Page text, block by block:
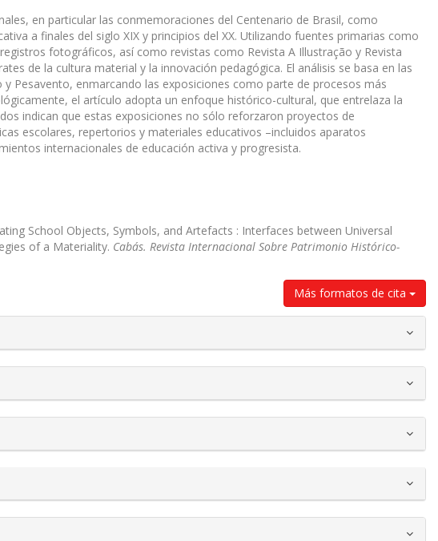
en particular las conmemoraciones del Centenario de Brasil, como
a finales del siglo XIX y principios del XX. Utilizando fuentes primarias como
fotográficos, así como revistas como Revista A Illustração y Revista
de la cultura material y la innovación pedagógica. El análisis se basa en las
Pesavento, enmarcando las exposiciones como parte de procesos más
el artículo adopta un enfoque histórico-cultural, que entrelaza la
indican que estas exposiciones no sólo reforzaron proyectos de
escolares, repertorios y materiales educativos –incluidos aparatos
internacionales de educación activa y progresista.
School Objects, Symbols, and Artefacts : Interfaces between Universal
of a Materiality. Cabás. Revista Internacional Sobre Patrimonio Histórico-
Más formatos de cita